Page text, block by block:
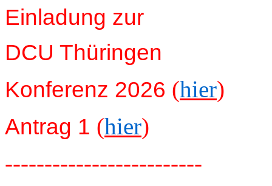
Einladung zur
DCU Thüringen
Konferenz 2026 (hier)
Antrag 1 (hier)
-------------------------